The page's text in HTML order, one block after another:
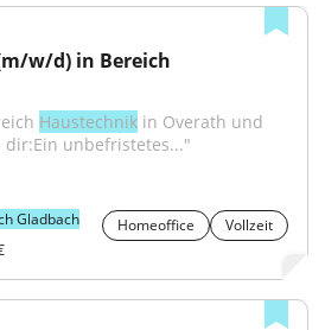
w/d) in Bereich
Haustechnik in Overath und
unbefristetes..."
Gladbach Homeoffice
Vollzeit